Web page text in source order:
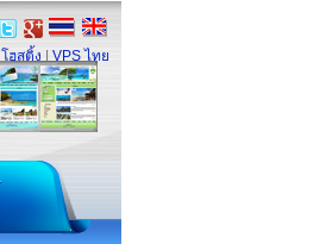
โฮสติ้ง VPS ไทย